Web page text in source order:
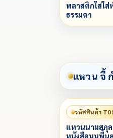
พลาสติกใสใส่
ธรรมดา
แหวน จี้
รหัสสินค้า
แหวนนามสกุ
หนังสือนูนพื้นล